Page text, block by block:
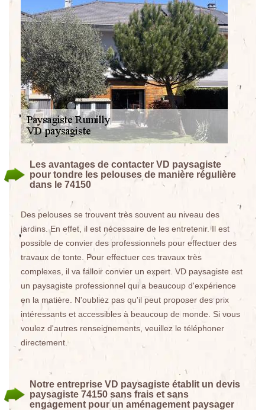
Les avantages de contacter VD paysagiste
pour tondre les pelouses de manière régulière
dans le 74150
Des pelouses se trouvent très souvent au niveau des
jardins. En effet, il est nécessaire de les entretenir. Il est
possible de convier des professionnels pour effectuer des
travaux de tonte. Pour effectuer ces travaux très
complexes, il va falloir convier un expert. VD paysagiste est
un paysagiste professionnel qui a beaucoup d'expérience
en la matière. N'oubliez pas qu'il peut proposer des prix
intéressants et accessibles à beaucoup de monde. Si vous
voulez d'autres renseignements, veuillez le téléphoner
directement.
Notre entreprise VD paysagiste établit un devis
paysagiste 74150 sans frais et sans
engagement pour un aménagement paysager